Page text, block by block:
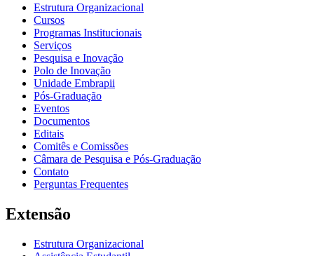
Estrutura Organizacional
Cursos
Programas Institucionais
Serviços
Pesquisa e Inovação
Polo de Inovação
Unidade Embrapii
Pós-Graduação
Eventos
Documentos
Editais
Comitês e Comissões
Câmara de Pesquisa e Pós-Graduação
Contato
Perguntas Frequentes
Extensão
Estrutura Organizacional